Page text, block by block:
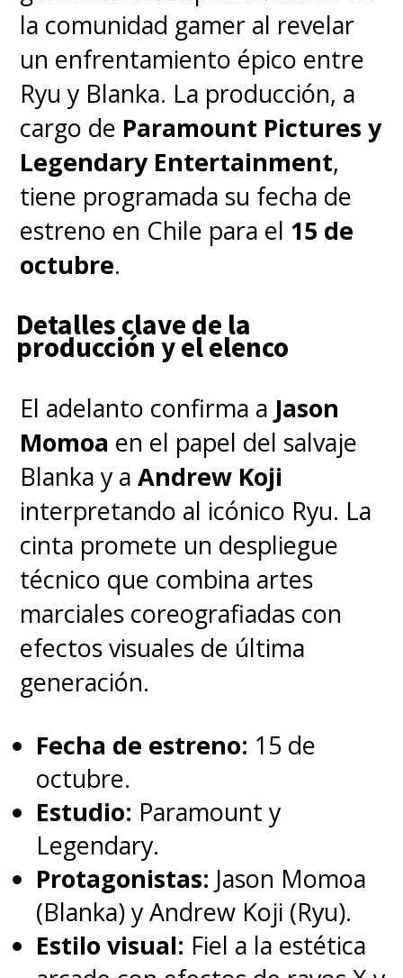
la comunidad gamer al revelar
un enfrentamiento épico entre
Ryu y Blanka. La producción, a
cargo de Paramount Pictures y
Legendary Entertainment,
tiene programada su fecha de
estreno en Chile para el 15 de
octubre.
Detalles clave de la
producción y el elenco
El adelanto confirma a Jason
Momoa en el papel del salvaje
Blanka y aAndrew Koji
interpretando al icónico Ryu. La
cinta promete un despliegue
técnico que combina artes
marciales coreografiadas con
efectos visuales de última
generación.
Fecha de estreno: 15 de
octubre.
Estudio: Paramount y
Legendary.
Protagonistas: Jason Momoa
(Blanka) y Andrew Koji (Ryu).
Estilo visual: Fiel a la estética